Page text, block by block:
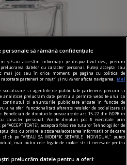
parfumurile masculine
Ce ingrediente au astfel de
personale să rămână confidențiale
și/sau accesăm informații pe dispozitivul dvs., precum
datelor cu caracter personal. Puteți accepta sau
mai jos sau în orice moment, pe pagina cu politica de
partenerilor noștri și nu vă vor afecta navigarea.
Mai
socializare si agentiile de publicitate partenere, precum si
prelucram date pentru a permite website-ului sa
continutul si anunturile publicitare afisate in functie de
a va oferi functionalitati aferente retelelor de socializare si
de drepturile prevazute de art. 15-22 din GDPR in
caracter personal. Aceste drepturi pot fi exercitate prin
pe “ACCEPT TOATE”, acceptati folosirea tuturor Tehnologiilor de
dvs. cu privire la stocarea/accesarea informatiilor de catre
pe “VREAU SA MODIFIC SETARILE INDIVIDUAL” puteti
mai putin cele legate de cookie strict necesare pentru
prelucrăm datele pentru a oferi: